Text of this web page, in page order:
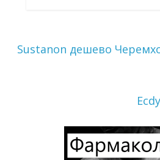
Sustanon дешево